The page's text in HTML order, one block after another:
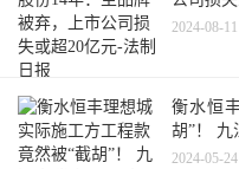
2024-08-11
衡水恒
胡”！ 九
2024-05-24